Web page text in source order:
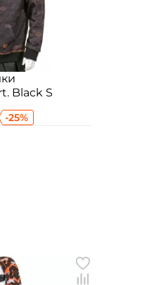
Black S
-25%